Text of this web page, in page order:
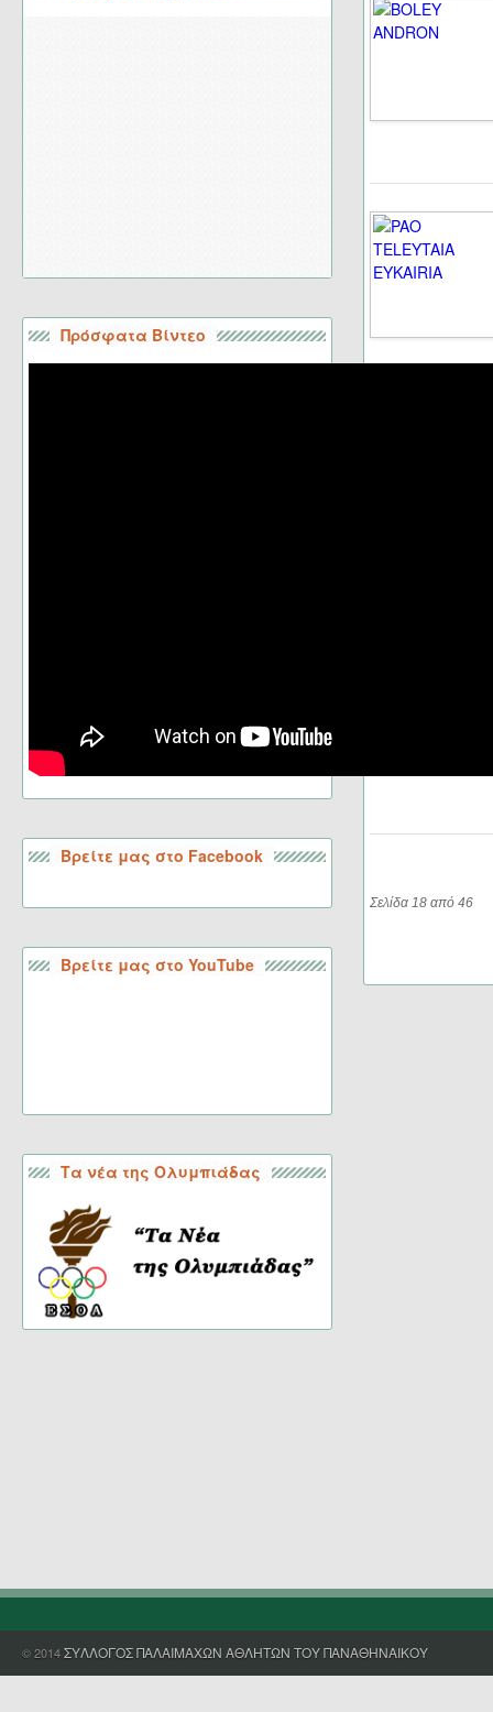
Πρόσφατα Βίντεο
Βρείτε μας στο Facebook
Βρείτε μας στο YouTube
Τα νέα της Ολυμπιάδας
Σελίδα 18 από 46
© 2014ΣΥΛΛΟΓΟΣ ΠΑΛΑΙΜΑΧΩΝ ΑΘΛΗΤΩΝ ΤΟΥ ΠΑΝΑΘΗΝΑΙΚΟΥ